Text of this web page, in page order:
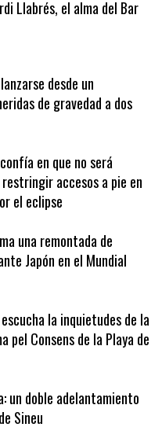
Llabrés, el alma del Bar
desde un
de gravedad a dos
en que no será
accesos a pie en
el eclipse
una remontada de
Japón en el Mundial
la inquietudes de la
pel Consens de la Playa de